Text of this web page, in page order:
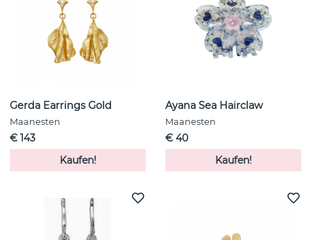
Gerda Earrings Gold
Maanesten
€ 143
Kaufen!
Ayana Sea Hairclaw
Maanesten
€ 40
Kaufen!